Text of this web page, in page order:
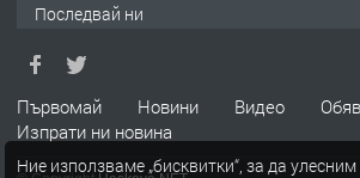
ТЪРСИ Търсим работник
Последвай ни
Първомай Новини Видео
Изпрати ни новина
Ние използваме „бисквитки“, за да